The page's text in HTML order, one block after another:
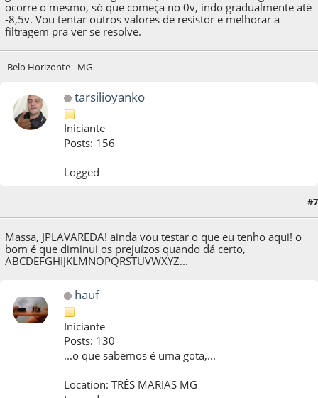
ocorre o mesmo, só que começa no 0v, indo gradualmente até
-8,5v. Vou tentar outros valores de resistor e melhorar a
filtragem pra ver se resolve.
Belo Horizonte - MG
tarsilioyanko
Iniciante
Posts: 156
Logged
#7
Massa, JPLAVAREDA! ainda vou testar o que eu tenho aqui! o
bom é que diminui os prejuízos quando dá certo,
ABCDEFGHIJKLMNOPQRSTUVWXYZ...
hauf
Iniciante
Posts: 130
...o que sabemos é uma gota,...
Location: TRÊS MARIAS MG